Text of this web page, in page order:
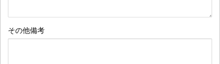
その他備考